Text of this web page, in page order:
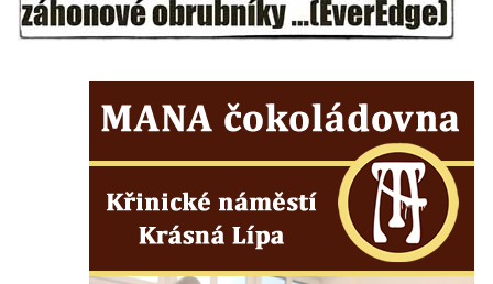
v Teplicích nad Metují
Hoře
Kenotaf Oskara Ringelhana na hřbitově v
Benešově nad Ploučnicí
Hrob Šumových na hřbitově v Benešově
nad Ploučnicí